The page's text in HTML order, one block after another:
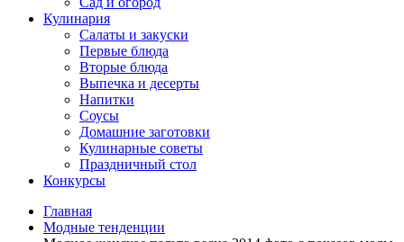
Кулинария
Салаты и закуски
Первые блюда
Вторые блюда
Выпечка и десерты
Напитки
Соусы
Домашние заготовки
Кулинарные советы
Праздничный стол
Конкурсы
Главная
Модные тенденции